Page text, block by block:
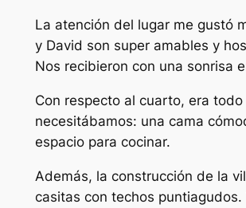
La atención del lugar me gustó
y David son super amables y
Nos recibieron con una sonrisa
Con respecto al cuarto, era todo
necesitábamos: una cama
espacio para cocinar.
Además, la construcción de la
casitas con techos puntiagudos.